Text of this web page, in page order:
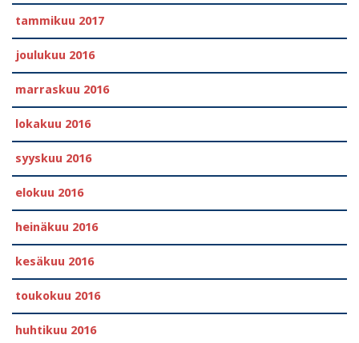
tammikuu 2017
joulukuu 2016
marraskuu 2016
lokakuu 2016
syyskuu 2016
elokuu 2016
heinäkuu 2016
kesäkuu 2016
toukokuu 2016
huhtikuu 2016